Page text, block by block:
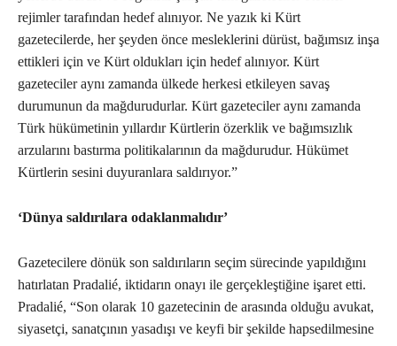
rejimler tarafından hedef alınıyor. Ne yazık ki Kürt
gazetecilerde, her şeyden önce mesleklerini dürüst, bağımsız inşa
ettikleri için ve Kürt oldukları için hedef alınıyor. Kürt
gazeteciler aynı zamanda ülkede herkesi etkileyen savaş
durumunun da mağdurudurlar. Kürt gazeteciler aynı zamanda
Türk hükümetinin yıllardır Kürtlerin özerklik ve bağımsızlık
arzularını bastırma politikalarının da mağdurudur. Hükümet
Kürtlerin sesini duyuranlara saldırıyor.”
‘Dünya saldırılara odaklanmalıdır’
Gazetecilere dönük son saldırıların seçim sürecinde yapıldığını
hatırlatan Pradalié, iktidarın onayı ile gerçekleştiğine işaret etti.
Pradalié, “Son olarak 10 gazetecinin de arasında olduğu avukat,
siyasetçi, sanatçının yasadışı ve keyfi bir şekilde hapsedilmesine